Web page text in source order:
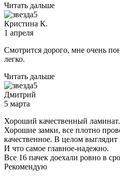
Читать дальше
5
Кристина К.
1 апреля
Смотрится дорого, мне очень
легко.
Читать дальше
5
Дмитрий
5 марта
Хороший качественный
Хорошие замки, все плотно
качественное. В целом
И что самое главное-надежно.
Все 16 пачек доехали ровно в
Рекомендую